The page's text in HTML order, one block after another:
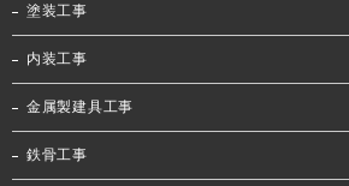
塗装工事
内装工事
金属製建具工事
鉄骨工事